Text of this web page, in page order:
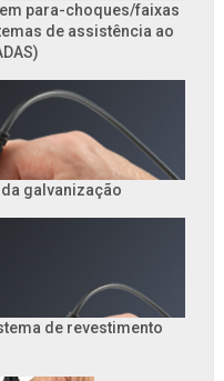
para-choques/faixas
de assistência ao
galvanização
de revestimento